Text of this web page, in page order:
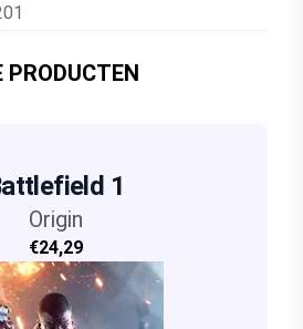
PRODUCTEN
1
Origin
€24,29